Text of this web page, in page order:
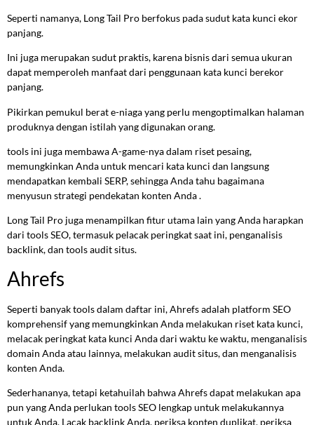
Seperti namanya, Long Tail Pro berfokus pada sudut kata kunci ekor
panjang.
Ini juga merupakan sudut praktis, karena bisnis dari semua ukuran
dapat memperoleh manfaat dari penggunaan kata kunci berekor
panjang.
Pikirkan pemukul berat e-niaga yang perlu mengoptimalkan halaman
produknya dengan istilah yang digunakan orang.
tools ini juga membawa A-game-nya dalam riset pesaing,
memungkinkan Anda untuk mencari kata kunci dan langsung
mendapatkan kembali SERP, sehingga Anda tahu bagaimana
menyusun strategi pendekatan konten Anda .
Long Tail Pro juga menampilkan fitur utama lain yang Anda harapkan
dari tools SEO, termasuk pelacak peringkat saat ini, penganalisis
backlink, dan tools audit situs.
Ahrefs
Seperti banyak tools dalam daftar ini, Ahrefs adalah platform SEO
komprehensif yang memungkinkan Anda melakukan riset kata kunci,
melacak peringkat kata kunci Anda dari waktu ke waktu, menganalisis
domain Anda atau lainnya, melakukan audit situs, dan menganalisis
konten Anda.
Sederhananya, tetapi ketahuilah bahwa Ahrefs dapat melakukan apa
pun yang Anda perlukan tools SEO lengkap untuk melakukannya
untuk Anda. Lacak backlink Anda, periksa konten duplikat, periksa